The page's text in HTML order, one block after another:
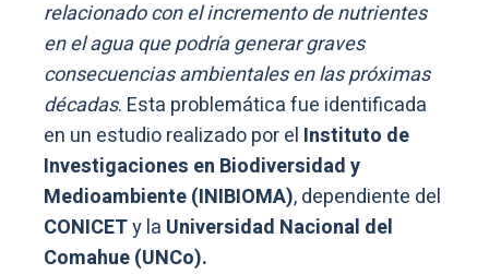
relacionado con el incremento de nutrientes
en el agua que podría generar graves
consecuencias ambientales en las próximas
décadas. Esta problemática fue identificada
en un estudio realizado por el Instituto de
Investigaciones en Biodiversidad y
Medioambiente (INIBIOMA), dependiente del
CONICETy la Universidad Nacional del
Comahue (UNCo).